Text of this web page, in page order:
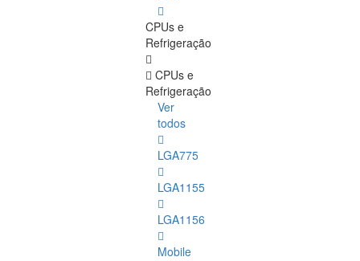
CPUs e
Refrigeração
CPUs e
Refrigeração
Ver
todos
LGA775
LGA1155
LGA1156
Mobile